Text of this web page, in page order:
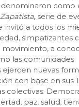
denominaron como
, serie de
invitó a todos los
simpatizantes
movimiento, a
las comunidades
ejercen nuevas
con base en sus
colectivas:
paz, salud,